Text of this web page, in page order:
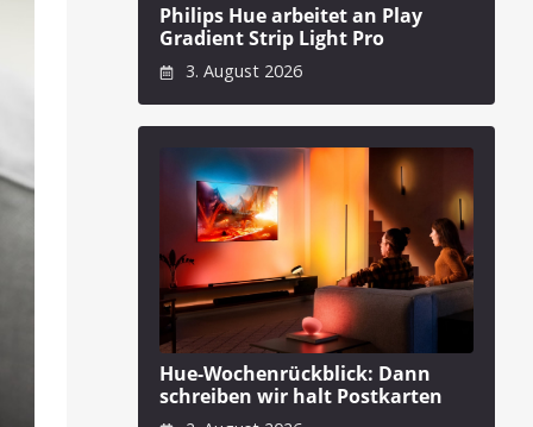
Philips Hue arbeitet an Play
Gradient Strip Light Pro
3. August 2026
Hue-Wochenrückblick: Dann
schreiben wir halt Postkarten